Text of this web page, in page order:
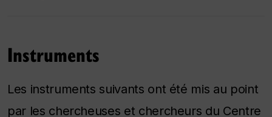
Instruments
Les instruments suivants ont été mis au point
par les chercheuses et chercheurs du Centre